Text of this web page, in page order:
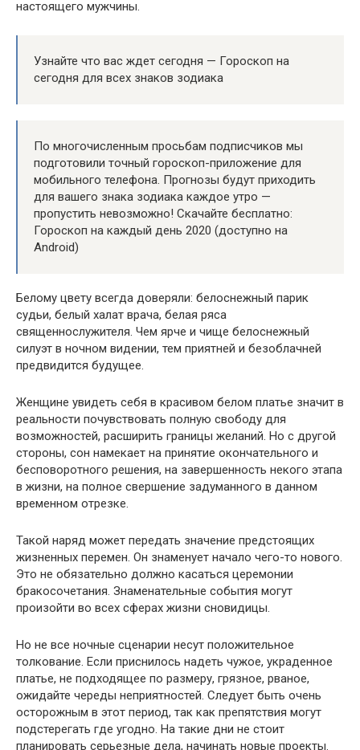
настоящего мужчины.
Узнайте что вас ждет сегодня — Гороскоп на
сегодня для всех знаков зодиака
По многочисленным просьбам подписчиков мы
подготовили точный гороскоп-приложение для
мобильного телефона. Прогнозы будут приходить
для вашего знака зодиака каждое утро —
пропустить невозможно! Скачайте бесплатно:
Гороскоп на каждый день 2020 (доступно на
Android)
Белому цвету всегда доверяли: белоснежный парик
судьи, белый халат врача, белая ряса
священнослужителя. Чем ярче и чище белоснежный
силуэт в ночном видении, тем приятней и безоблачней
предвидится будущее.
Женщине увидеть себя в красивом белом платье значит в
реальности почувствовать полную свободу для
возможностей, расширить границы желаний. Но с другой
стороны, сон намекает на принятие окончательного и
бесповоротного решения, на завершенность некого этапа
в жизни, на полное свершение задуманного в данном
временном отрезке.
Такой наряд может передать значение предстоящих
жизненных перемен. Он знаменует начало чего-то нового.
Это не обязательно должно касаться церемонии
бракосочетания. Знаменательные события могут
произойти во всех сферах жизни сновидицы.
Но не все ночные сценарии несут положительное
толкование. Если приснилось надеть чужое, украденное
платье, не подходящее по размеру, грязное, рваное,
ожидайте череды неприятностей. Следует быть очень
осторожным в этот период, так как препятствия могут
подстерегать где угодно. На такие дни не стоит
планировать серьезные дела, начинать новые проекты.